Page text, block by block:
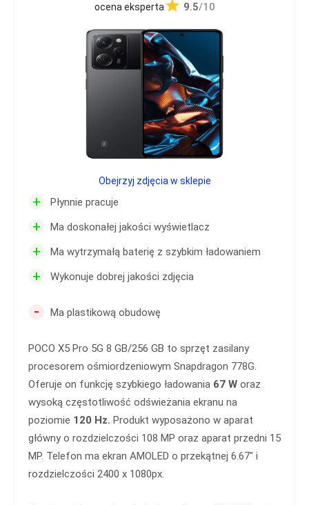
ocena eksperta 9.5/10
+ Płynnie pracuje
+ Ma doskonałej jakości wyświetlacz
+ Ma wytrzymałą baterię z szybkim ładowaniem
+ Wykonuje dobrej jakości zdjęcia
- Ma plastikową obudowę
POCO X5 Pro 5G 8 GB/256 GB to sprzęt zasilany
procesorem ośmiordzeniowym Snapdragon 778G.
Oferuje on funkcję szybkiego ładowania 67 W oraz
wysoką częstotliwość odświeżania ekranu na
poziomie 120 Hz. Produkt wyposażono w aparat
główny o rozdzielczości 108 MP oraz aparat przedni 15
MP. Telefon ma ekran AMOLED o przekątnej 6.67″ i
rozdzielczości 2400 x 1080px.
Obejrzyj zdjęcia w sklepie